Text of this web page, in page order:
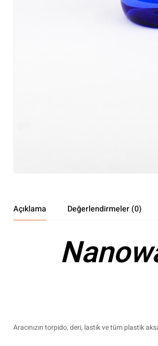
Açıklama Değerlendirmeler (0)
Aracınızın torpido, deri, lastik ve tüm plastik